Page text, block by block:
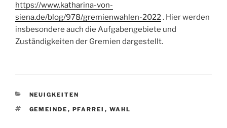
https://www.katharina-von-
siena.de/blog/978/gremienwahlen-2022. Hier werden
insbesondere auch die Aufgabengebiete und
Zuständigkeiten der Gremien dargestellt.
KATEGORIEN
NEUIGKEITEN
SCHLAGWÖRTER
GEMEINDE , PFARREI , WAHL